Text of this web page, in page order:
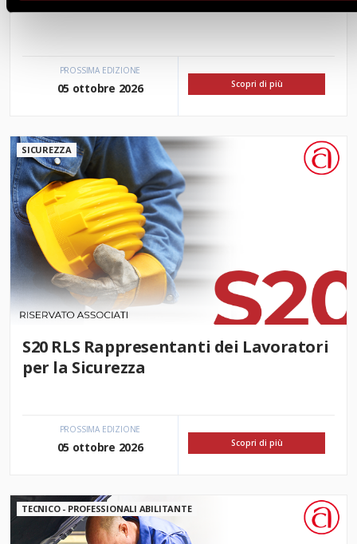
PROSSIMA EDIZIONE
05 ottobre 2026 Scopri di più
SICUREZZA
S20 RLS Rappresentanti dei Lavoratori
per la Sicurezza
PROSSIMA EDIZIONE
05 ottobre 2026 Scopri di più
TECNICO - PROFESSIONALI ABILITANTE